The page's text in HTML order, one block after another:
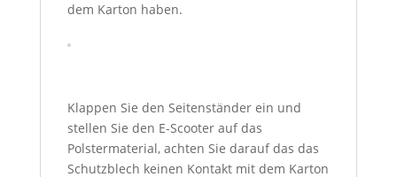
dem Karton haben.
Klappen Sie den Seitenständer ein und
stellen Sie den E-Scooter auf das
Polstermaterial, achten Sie darauf das das
Schutzblech keinen Kontakt mit dem Karton